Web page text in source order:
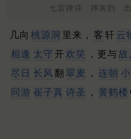
七言律诗 押灰韵 出
几向 桃源洞 里来， 客 轩 云
相逢 太守 开 欢笑 ，更与 故
尽日 长风 翻 翠麦 ， 连朝
同游 崔子真 诗圣 ， 黄鹤楼